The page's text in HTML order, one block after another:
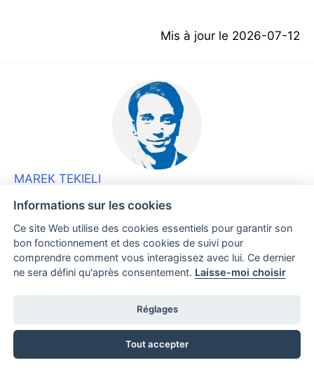
Mis à jour le 2026-07-12
MAREK TEKIELI
politiques et la circulation de l'information. Écrit sur la
réglementation de l'UE et le signalement.
Partagez-le avec d'autres
Informations sur les cookies
Ce site Web utilise des cookies essentiels pour garantir son
bon fonctionnement et des cookies de suivi pour
comprendre comment vous interagissez avec lui. Ce dernier
ne sera défini qu'après consentement. Laisse-moi choisir
Réglages
Tout accepter